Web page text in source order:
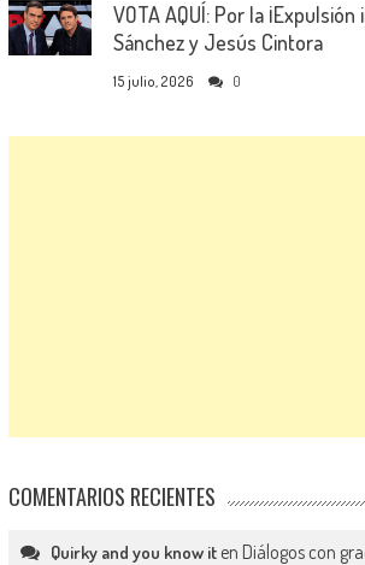
VOTA AQUÍ: Por la
Sánchez y Jesús Cintora
15 julio, 2026 0
COMENTARIOS RECIENTES
Quirky and you know iten Diálogos con